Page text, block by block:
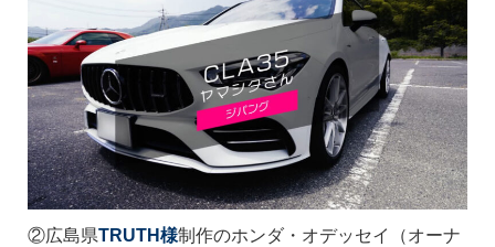
②広島県TRUTH様制作のホンダ・オデッセイ（オーナ